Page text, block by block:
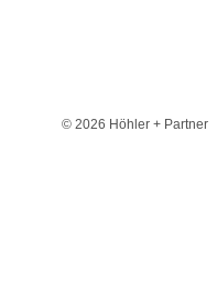
© 2026 Höhler + Partner